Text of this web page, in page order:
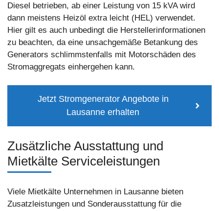
Diesel betrieben, ab einer Leistung von 15 kVA wird
dann meistens Heizöl extra leicht (HEL) verwendet.
Hier gilt es auch unbedingt die Herstellerinformationen
zu beachten, da eine unsachgemäße Betankung des
Generators schlimmstenfalls mit Motorschäden des
Stromaggregats einhergehen kann.
Jetzt Stromgenerator Angebote in
Lausanne erhalten
Zusätzliche Ausstattung und
Mietkälte Serviceleistungen
Viele Mietkälte Unternehmen in Lausanne bieten
Zusatzleistungen und Sonderausstattung für die